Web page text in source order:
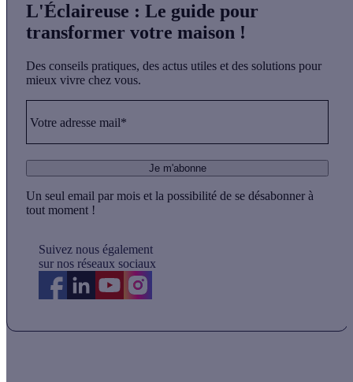
L'Éclaireuse : Le guide pour
transformer votre maison !
Des conseils pratiques, des actus utiles et des solutions pour
mieux vivre chez vous.
Votre adresse mail*
Je m'abonne
Un seul email par mois et la possibilité de se désabonner à
tout moment !
Suivez nous également
sur nos réseaux sociaux